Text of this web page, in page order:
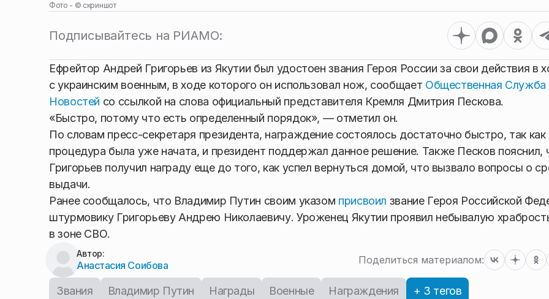
Фото - © скриншот
Подписывайтесь на РИАМО:
Ефрейтор Андрей Григорьев из Якутии был удостоен звания Героя России за свои действия в
с украинским военным, в ходе которого он использовал нож, сообщает Общественная Служба
Новостей со ссылкой на слова официальный представителя Кремля Дмитрия Пескова.
«Быстро, потому что есть определенный порядок», — отметил он.
По словам пресс-секретаря президента, награждение состоялось достаточно быстро, так как
процедура была уже начата, и президент поддержал данное решение. Также Песков пояснил,
Григорьев получил награду еще до того, как успел вернуться домой, что вызвало вопросы о
выдачи.
Ранее сообщалось, что Владимир Путин своим указом присвоил звание Героя Российской
штурмовику Григорьеву Андрею Николаевичу. Уроженец Якутии проявил небывалую
в зоне СВО.
Автор:
Анастасия Соибова Поделиться материалом:
Звания Владимир Путин Награды Военные Награждения + 3 тегов